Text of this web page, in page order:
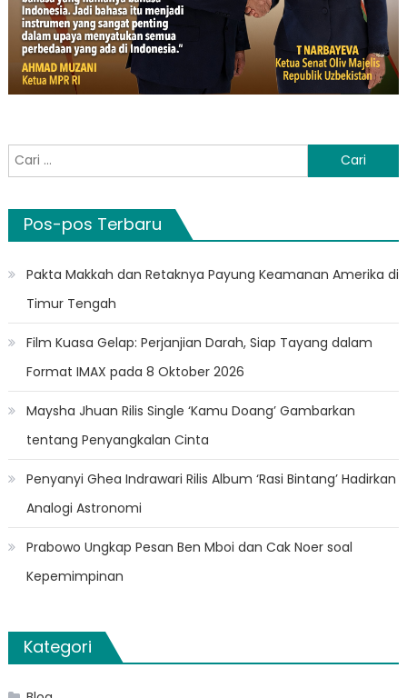
Cari
untuk:
Pos-pos Terbaru
Pakta Makkah dan Retaknya Payung Keamanan Amerika di
Timur Tengah
Film Kuasa Gelap: Perjanjian Darah, Siap Tayang dalam
Format IMAX pada 8 Oktober 2026
Maysha Jhuan Rilis Single ‘Kamu Doang’ Gambarkan
tentang Penyangkalan Cinta
Penyanyi Ghea Indrawari Rilis Album ‘Rasi Bintang’ Hadirkan
Analogi Astronomi
Prabowo Ungkap Pesan Ben Mboi dan Cak Noer soal
Kepemimpinan
Kategori